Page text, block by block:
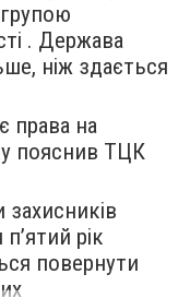
. Держава
ніж здається
права на
пояснив ТЦК
рік
повернути